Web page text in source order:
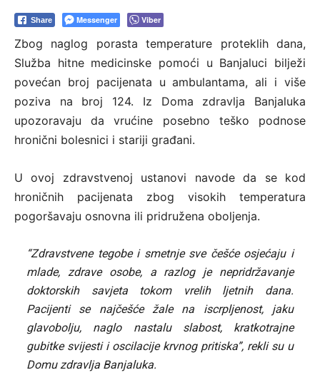
Share Messenger Viber
Zbog naglog porasta temperature proteklih dana,
Služba hitne medicinske pomoći u Banjaluci bilježi
povećan broj pacijenata u ambulantama, ali i više
poziva na broj 124. Iz Doma zdravlja Banjaluka
upozoravaju da vrućine posebno teško podnose
hronični bolesnici i stariji građani.
U ovoj zdravstvenoj ustanovi navode da se kod
hroničnih pacijenata zbog visokih temperatura
pogoršavaju osnovna ili pridružena oboljenja.
“Zdravstvene tegobe i smetnje sve češće osjećaju i
mlade, zdrave osobe, a razlog je nepridržavanje
doktorskih savjeta tokom vrelih ljetnih dana.
Pacijenti se najčešće žale na iscrpljenost, jaku
glavobolju, naglo nastalu slabost, kratkotrajne
gubitke svijesti i oscilacije krvnog pritiska”, rekli su u
Domu zdravlja Banjaluka.